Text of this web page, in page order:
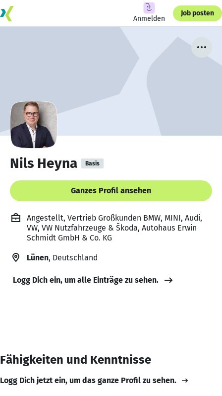
Anmelden
Job posten
Nils Heyna Basis
Ganzes Profil ansehen
Angestellt, Vertrieb Großkunden BMW, MINI, Audi,
VW, VW Nutzfahrzeuge & Škoda, Autohaus Erwin
Schmidt GmbH & Co. KG
Lünen, Deutschland
Logg Dich ein, um alle Einträge zu sehen.
Fähigkeiten und Kenntnisse
Logg Dich jetzt ein, um das ganze Profil zu sehen.